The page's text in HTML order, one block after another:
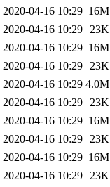
2020-04-16 10:29 16M
2020-04-16 10:29 23K
2020-04-16 10:29 16M
2020-04-16 10:29 23K
2020-04-16 10:29 4.0M
2020-04-16 10:29 23K
2020-04-16 10:29 16M
2020-04-16 10:29 23K
2020-04-16 10:29 16M
2020-04-16 10:29 23K